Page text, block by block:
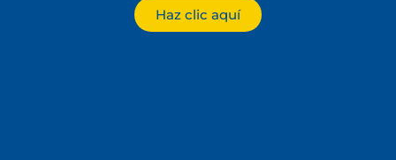
Haz clic aquí